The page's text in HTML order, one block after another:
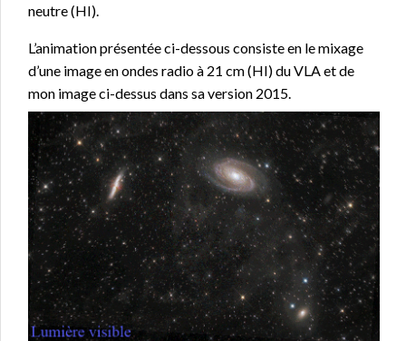
neutre (HI).
L’animation présentée ci-dessous consiste en le mixage
d’une image en ondes radio à 21 cm (HI) du VLA et de
mon image ci-dessus dans sa version 2015.